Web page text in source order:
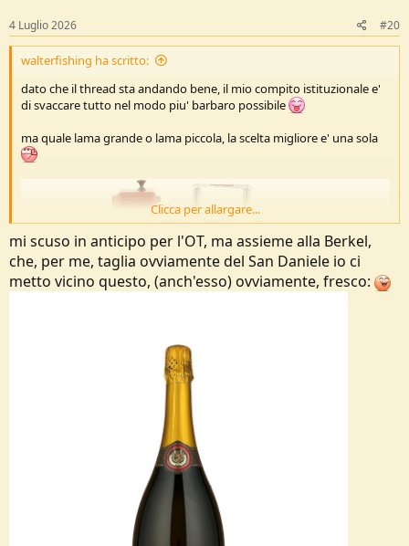
s
:
4 Luglio 2026 #20
walterfishing ha scritto:
dato che il thread sta andando bene, il mio compito istituzionale e'
di svaccare tutto nel modo piu' barbaro possibile
ma quale lama grande o lama piccola, la scelta migliore e' una sola
Clicca per allargare...
mi scuso in anticipo per l'OT, ma assieme alla Berkel,
che, per me, taglia ovviamente del San Daniele io ci
metto vicino questo, (anch'esso) ovviamente, fresco: